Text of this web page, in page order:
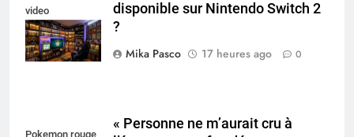
video
collectionneur
disponible sur Nintendo Switch 2
?
Mika Pasco
17 heures ago 0
Pokemon rouge
« Personne ne m’aurait cru à